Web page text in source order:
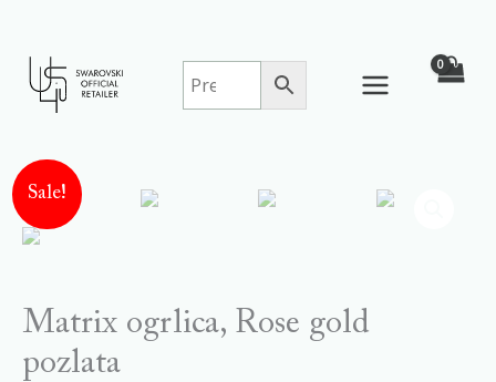
content
Sale!
Matrix ogrlica, Rose gold
pozlata
Matrix
ogrlica,
Rose
pozlata
quantity